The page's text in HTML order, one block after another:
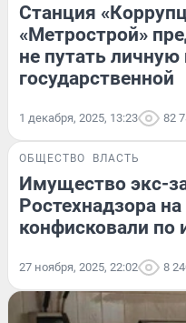
Станция
«Метрострой»
не путать личную
государственной
1 декабря, 2025, 13:23 82
ОБЩЕСТВО ВЛАСТЬ
Имущество экс-
Ростехнадзора
конфисковали по
27 ноября, 2025, 22:02 8